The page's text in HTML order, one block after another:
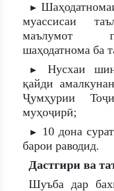
►
муассисаи
маълумот
шаҳодатнома ба
►
Нусхаи
қайди
Ҷумҳурии
муҳоҷирӣ;
►
10 дона
барои раводид.
Дастгири ва
Шуъба дар